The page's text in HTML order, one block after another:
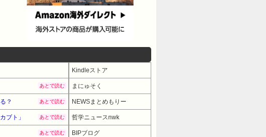
Kindleストア
あとで読む まにゅそく
？ あとで読む NEWSまとめもりー
ブト」 あとで読む 哲学ニュースnwk
あとで読む BIPブログ